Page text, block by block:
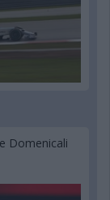
Domenicali